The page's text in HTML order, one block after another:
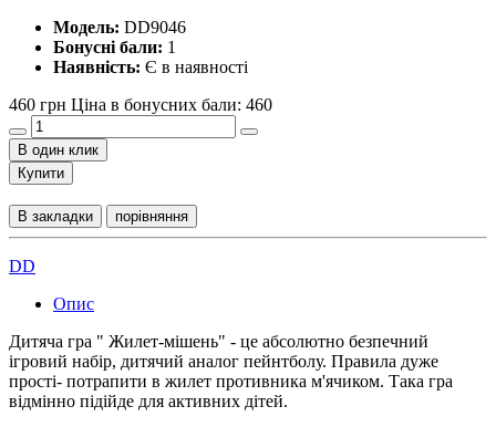
Модель: DD9046
Бонусні бали: 1
Наявність: Є в наявності
460 грн Ціна в бонусних бали: 460
В один клик
Купити
В закладки порівняння
DD
Опис
Дитяча гра " Жилет-мішень" - це абсолютно безпечний
ігровий набір, дитячий аналог пейнтболу. Правила дуже
прості- потрапити в жилет противника м'ячиком. Така гра
відмінно підійде для активних дітей.